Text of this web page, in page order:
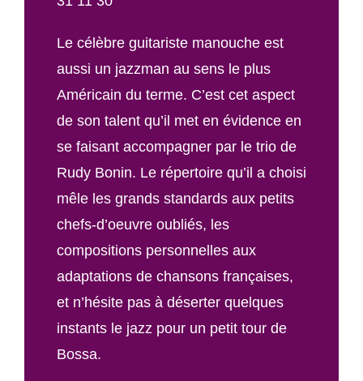
Le célèbre guitariste manouche est
aussi un jazzman au sens le plus
Américain du terme. C’est cet aspect
de son talent qu’il met en évidence en
se faisant accompagner par le trio de
Rudy Bonin. Le répertoire qu’il a choisi
mêle les grands standards aux petits
chefs-d’oeuvre oubliés, les
compositions personnelles aux
adaptations de chansons françaises,
et n’hésite pas à déserter quelques
instants le jazz pour un petit tour de
Bossa.